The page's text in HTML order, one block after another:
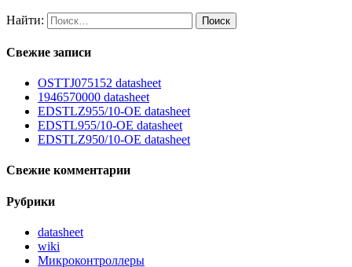
Найти:
Свежие записи
OSTTJ075152 datasheet
1946570000 datasheet
EDSTLZ955/10-OE datasheet
EDSTL955/10-OE datasheet
EDSTLZ950/10-OE datasheet
Свежие комментарии
Рубрики
datasheet
wiki
Микроконтроллеры